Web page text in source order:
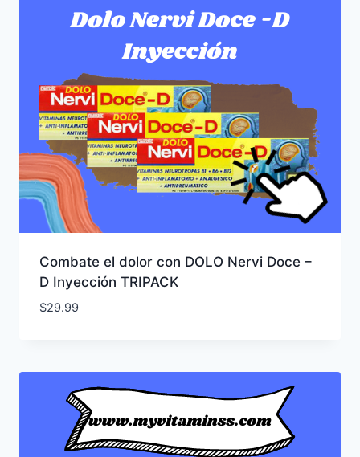
Combate el dolor con DOLO Nervi Doce –
D Inyección TRIPACK
$29.99